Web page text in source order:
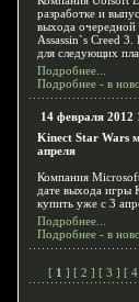
разработке и
выхода очередной
Assassin`s Creed
для следующих
Подробнее...
Подробнее - в
14 февраля 2012
Kinect Star Wars
апреля
Компания
дате выхода игры
купить уже с 3
Подробнее...
Подробнее - в
[ 1 ] [ 2 ] [ 3 ] [ 4